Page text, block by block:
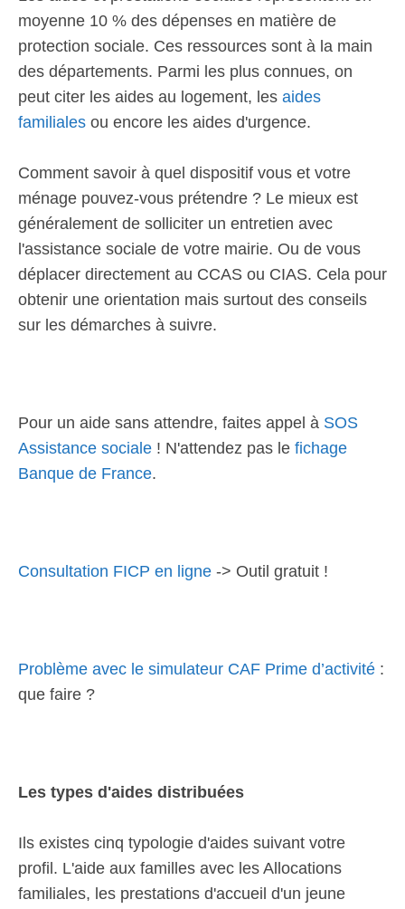
moyenne 10 % des dépenses en matière de
protection sociale. Ces ressources sont à la main
des départements. Parmi les plus connues, on
peut citer les aides au logement, les aides
familiales ou encore les aides d'urgence.
Comment savoir à quel dispositif vous et votre
ménage pouvez-vous prétendre ? Le mieux est
généralement de solliciter un entretien avec
l'assistance sociale de votre mairie. Ou de vous
déplacer directement au CCAS ou CIAS. Cela pour
obtenir une orientation mais surtout des conseils
sur les démarches à suivre.
Pour un aide sans attendre, faites appel à SOS
Assistance sociale ! N'attendez pas le fichage
Banque de France.
Consultation FICP en ligne -> Outil gratuit !
Problème avec le simulateur CAF Prime d’activité :
que faire ?
Les types d'aides distribuées
Ils existes cinq typologie d'aides suivant votre
profil. L'aide aux familles avec les Allocations
familiales, les prestations d'accueil d'un jeune